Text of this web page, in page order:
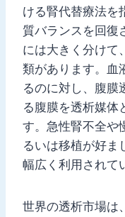
ける腎代替療法を
質バランスを回復
には大きく分けて
類があります。血
るのに対し、腹膜
る腹膜を透析媒体
す。急性腎不全や
るいは移植が好ま
幅広く利用されて
世界の透析市場は